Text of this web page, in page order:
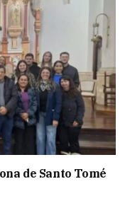
de Santo Tomé